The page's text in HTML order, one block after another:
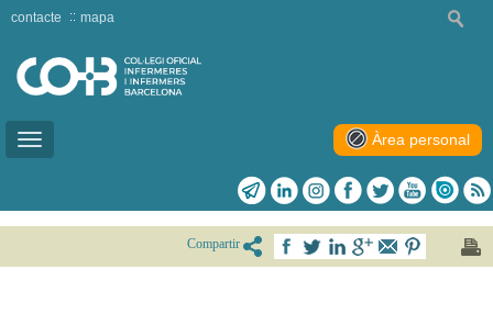
Toggle
contacte mapa
Àrea personal
Compartir